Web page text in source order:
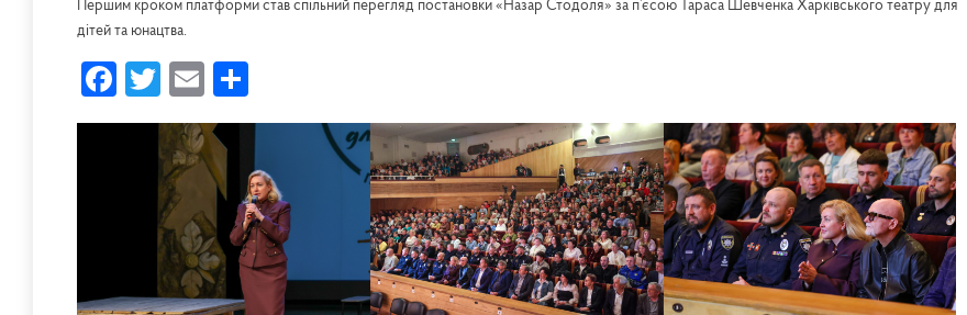
Першим кроком платформи став спільний перегляд постановки «Назар Стодоля» за п’єсою Тараса Шевченка Харківського театру для
дітей та юнацтва.
Facebook
Twitter
Email